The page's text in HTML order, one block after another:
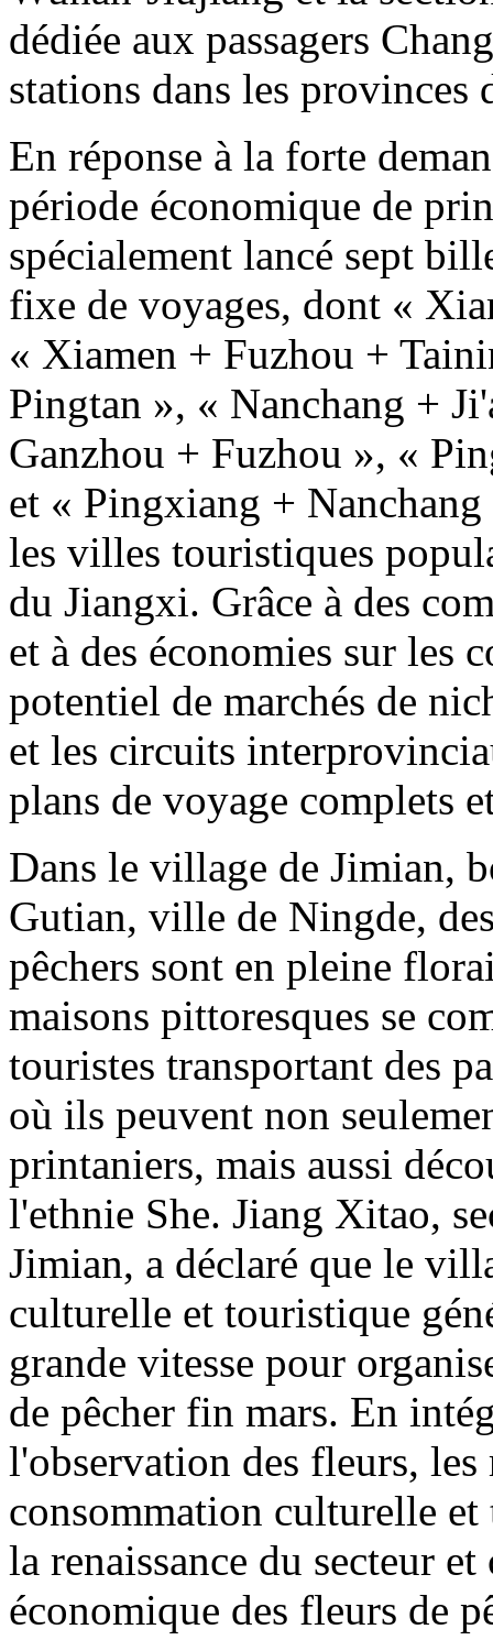
dédiée aux passagers
stations dans les
En réponse à la forte
période économique de
spécialement lancé sept
fixe de voyages, dont «
« Xiamen + Fuzhou +
Pingtan », « Nanchang +
Ganzhou + Fuzhou », «
et « Pingxiang +
les villes touristiques
du Jiangxi. Grâce à des
et à des économies sur les
potentiel de marchés de
et les circuits
plans de voyage complets
Dans le village de Jimian,
Gutian, ville de Ningde,
pêchers sont en pleine
maisons pittoresques se
touristes transportant des
où ils peuvent non
printaniers, mais aussi
l'ethnie She. Jiang Xitao,
Jimian, a déclaré que le
culturelle et touristique
grande vitesse pour
de pêcher fin mars. En
l'observation des fleurs, les
consommation culturelle
la renaissance du secteur
économique des fleurs de